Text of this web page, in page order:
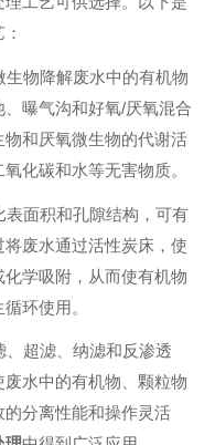
物降解废水中的有机物
曝气沟和好氧/厌氧混合
和厌氧微生物的代谢活
化碳和水等无害物质。
表面积和孔隙结构，可有
废水通过活性炭床，使
学吸附，从而使有机物
环使用。
超滤、纳滤和反渗透
水中的有机物、颗粒物
分离性能和操作灵活